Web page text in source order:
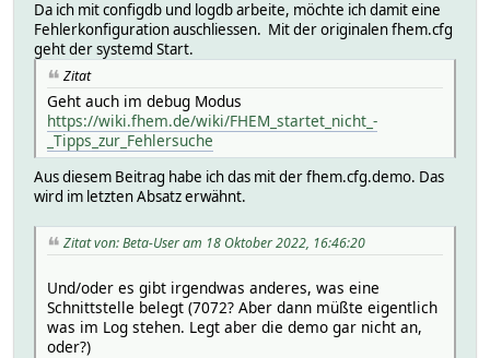
Da ich mit configdb und logdb arbeite, möchte ich damit eine
Fehlerkonfiguration auschliessen. Mit der originalen fhem.cfg
geht der systemd Start.
Zitat
Geht auch im debug Modus
https://wiki.fhem.de/wiki/FHEM_startet_nicht_-
_Tipps_zur_Fehlersuche
Aus diesem Beitrag habe ich das mit der fhem.cfg.demo. Das
wird im letzten Absatz erwähnt.
Zitat von: Beta-User am 18 Oktober 2022, 16:46:20
Und/oder es gibt irgendwas anderes, was eine
Schnittstelle belegt (7072? Aber dann müßte eigentlich
was im Log stehen. Legt aber die demo gar nicht an,
oder?)